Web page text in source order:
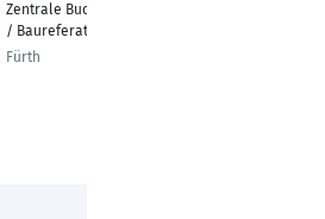
Zentrale Buchhalterin
/ Baureferat
Fürth